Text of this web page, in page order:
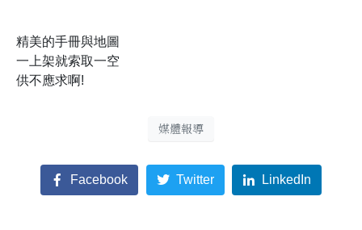
精美的手冊與地圖
一上架就索取一空
供不應求啊!
媒體報導
Facebook Twitter LinkedIn